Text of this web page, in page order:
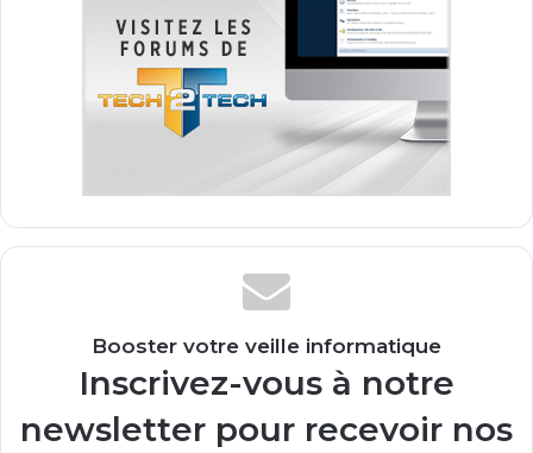
Booster votre veille informatique
Inscrivez-vous à notre
newsletter pour recevoir nos